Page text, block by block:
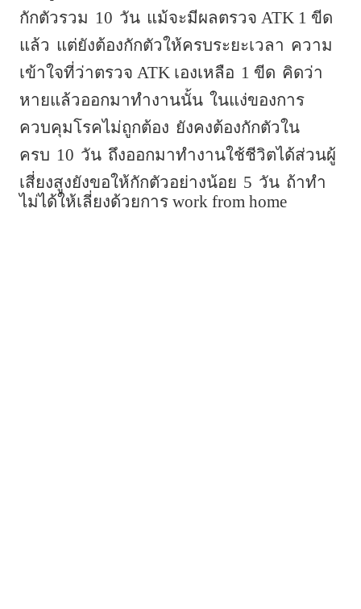
กักตัวรวม 10 วัน แม้จะมีผลตรวจ ATK 1 ขีด
แล้ว แต่ยังต้องกักตัวให้ครบระยะเวลา ความ
เข้าใจที่ว่าตรวจ ATK เองเหลือ 1 ขีด คิดว่า
หายแล้วออกมาทำงานนั้น ในแง่ของการ
ควบคุมโรคไม่ถูกต้อง ยังคงต้องกักตัวใน
ครบ 10 วัน ถึงออกมาทำงานใช้ชีวิตได้ส่วนผู้
เสี่ยงสูงยังขอให้กักตัวอย่างน้อย 5 วัน ถ้าทำ
ไม่ได้ให้เลี่ยงด้วยการ work from home